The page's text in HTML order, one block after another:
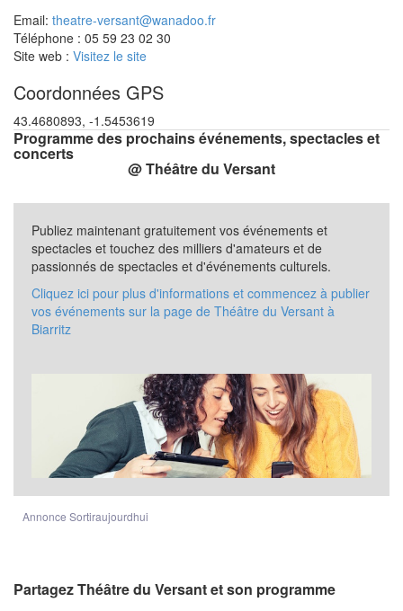
Email: theatre-versant@wanadoo.fr
Téléphone : 05 59 23 02 30
Site web : Visitez le site
Coordonnées GPS
43.4680893, -1.5453619
Programme des prochains événements, spectacles et
concerts
@ Théâtre du Versant
Publiez maintenant gratuitement vos événements et
spectacles et touchez des milliers d'amateurs et de
passionnés de spectacles et d'événements culturels.
Cliquez ici pour plus d'informations et commencez à publier
vos événements sur la page de Théâtre du Versant à
Biarritz
Annonce Sortiraujourdhui
Partagez Théâtre du Versant et son programme